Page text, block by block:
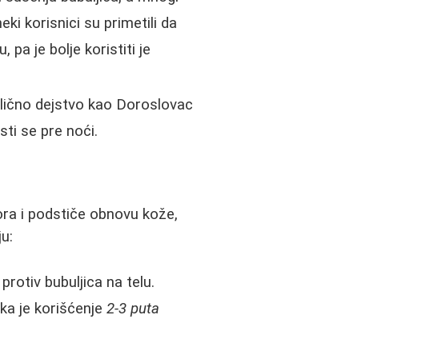
korisnici su primetili da
pa je bolje koristiti je
dejstvo kao Doroslovac
se pre noći.
i podstiče obnovu kože,
bubuljica na telu.
je korišćenje2-3 puta